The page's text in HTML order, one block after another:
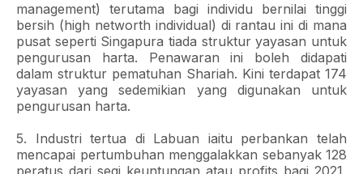
management) terutama bagi individu bernilai tinggi
bersih (high networth individual) di rantau ini di mana
pusat seperti Singapura tiada struktur yayasan untuk
pengurusan harta. Penawaran ini boleh didapati
dalam struktur pematuhan Shariah. Kini terdapat 174
yayasan yang sedemikian yang digunakan untuk
pengurusan harta.
5. Industri tertua di Labuan iaitu perbankan telah
mencapai pertumbuhan menggalakkan sebanyak 128
peratus dari segi keuntungan atau profits bagi 2021,